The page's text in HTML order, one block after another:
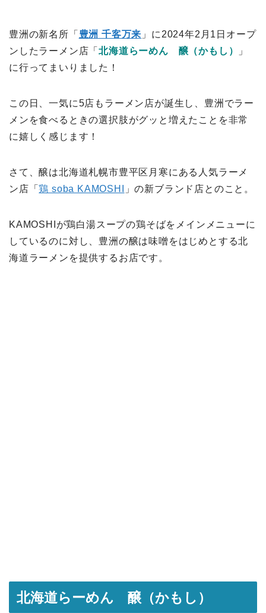
豊洲の新名所「 豊洲 千客万来 」に2024年2月1日オープ
ンしたラーメン店「北海道らーめん 醸（かもし）
」
に行ってまいりました！
この日、一気に5店もラーメン店が誕生し、豊洲でラー
メンを食べるときの選択肢がグッと増えたことを非常
に嬉しく感じます！
さて、醸は北海道札幌市豊平区月寒にある人気ラーメ
ン店「鶏 soba KAMOSHI 」の新ブランド店とのこと。
KAMOSHIが鶏白湯スープの鶏そばをメインメニューに
しているのに対し、豊洲の醸は味噌をはじめとする北
海道ラーメンを提供するお店です。
北海道らーめん 醸（かもし）